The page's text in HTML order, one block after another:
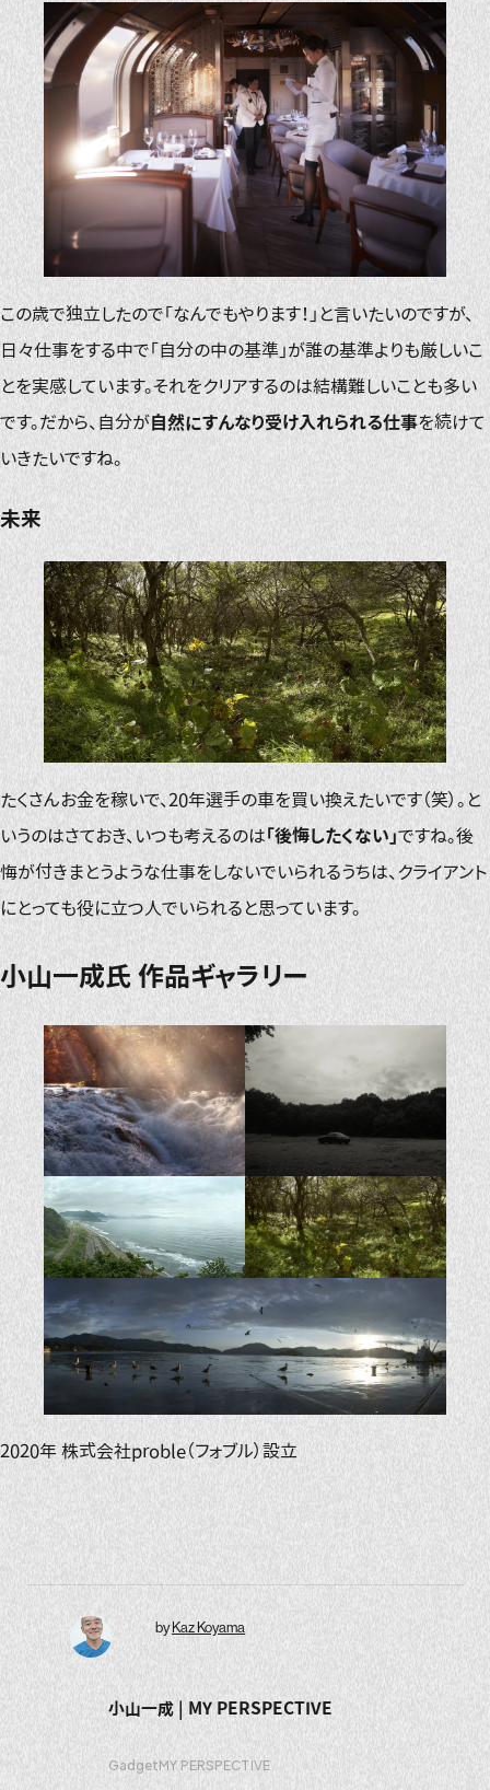
この歳で独立したので「なんでもやります！」と言いたいのですが、
日々仕事をする中で「自分の中の基準」が誰の基準よりも厳しいこ
とを実感しています。それをクリアするのは結構難しいことも多い
です。だから、自分が自然にすんなり受け入れられる仕事を続けて
いきたいですね。
未来
たくさんお金を稼いで、20年選手の車を買い換えたいです（笑）。と
いうのはさておき、いつも考えるのは「後悔したくない」ですね。後
悔が付きまとうような仕事をしないでいられるうちは、クライアント
にとっても役に立つ人でいられると思っています。
小山一成氏 作品ギャラリー
2020年 株式会社proble（フォブル）設立
by Kaz Koyama
小山一成 | MY PERSPECTIVE
GadgetMY PERSPECTIVE